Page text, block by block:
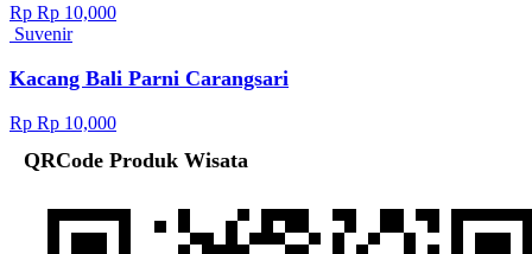
Rp Rp 10,000
Suvenir
Kacang Bali Parni Carangsari
Rp Rp 10,000
QRCode Produk Wisata